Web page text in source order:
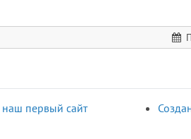
первый сайт